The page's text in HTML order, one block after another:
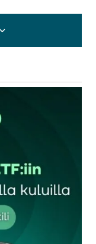
kirjautua
Pakolliset